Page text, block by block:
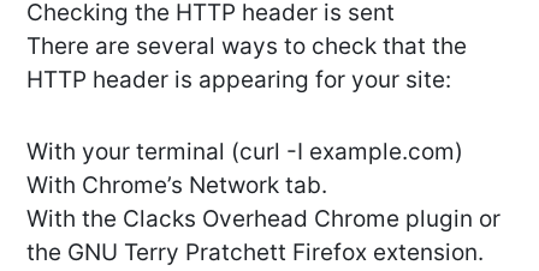
Checking the HTTP header is sent
There are several ways to check that the
HTTP header is appearing for your site:
With your terminal (curl -I example.com)
With Chrome’s Network tab.
With the Clacks Overhead Chrome plugin or
the GNU Terry Pratchett Firefox extension.